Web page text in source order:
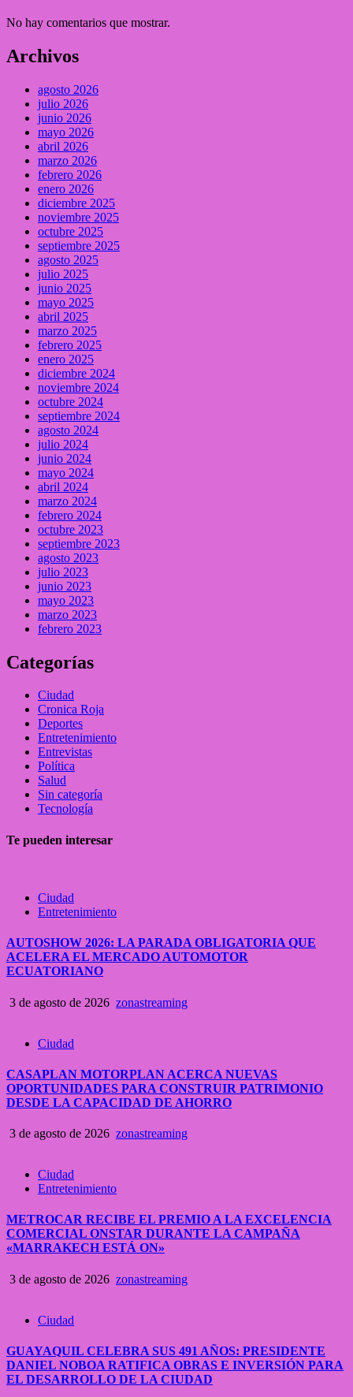
No hay comentarios que mostrar.
Archivos
agosto 2026
julio 2026
junio 2026
mayo 2026
abril 2026
marzo 2026
febrero 2026
enero 2026
diciembre 2025
noviembre 2025
octubre 2025
septiembre 2025
agosto 2025
julio 2025
junio 2025
mayo 2025
abril 2025
marzo 2025
febrero 2025
enero 2025
diciembre 2024
noviembre 2024
octubre 2024
septiembre 2024
agosto 2024
julio 2024
junio 2024
mayo 2024
abril 2024
marzo 2024
febrero 2024
octubre 2023
septiembre 2023
agosto 2023
julio 2023
junio 2023
mayo 2023
marzo 2023
febrero 2023
Categorías
Ciudad
Cronica Roja
Deportes
Entretenimiento
Entrevistas
Política
Salud
Sin categoría
Tecnología
Te pueden interesar
Ciudad
Entretenimiento
AUTOSHOW 2026: LA PARADA OBLIGATORIA QUE
ACELERA EL MERCADO AUTOMOTOR
ECUATORIANO
3 de agosto de 2026 zonastreaming
Ciudad
CASAPLAN MOTORPLAN ACERCA NUEVAS
OPORTUNIDADES PARA CONSTRUIR PATRIMONIO
DESDE LA CAPACIDAD DE AHORRO
3 de agosto de 2026 zonastreaming
Ciudad
Entretenimiento
METROCAR RECIBE EL PREMIO A LA EXCELENCIA
COMERCIAL ONSTAR DURANTE LA CAMPAÑA
«MARRAKECH ESTÁ ON»
3 de agosto de 2026 zonastreaming
Ciudad
GUAYAQUIL CELEBRA SUS 491 AÑOS: PRESIDENTE
DANIEL NOBOA RATIFICA OBRAS E INVERSIÓN PARA
EL DESARROLLO DE LA CIUDAD